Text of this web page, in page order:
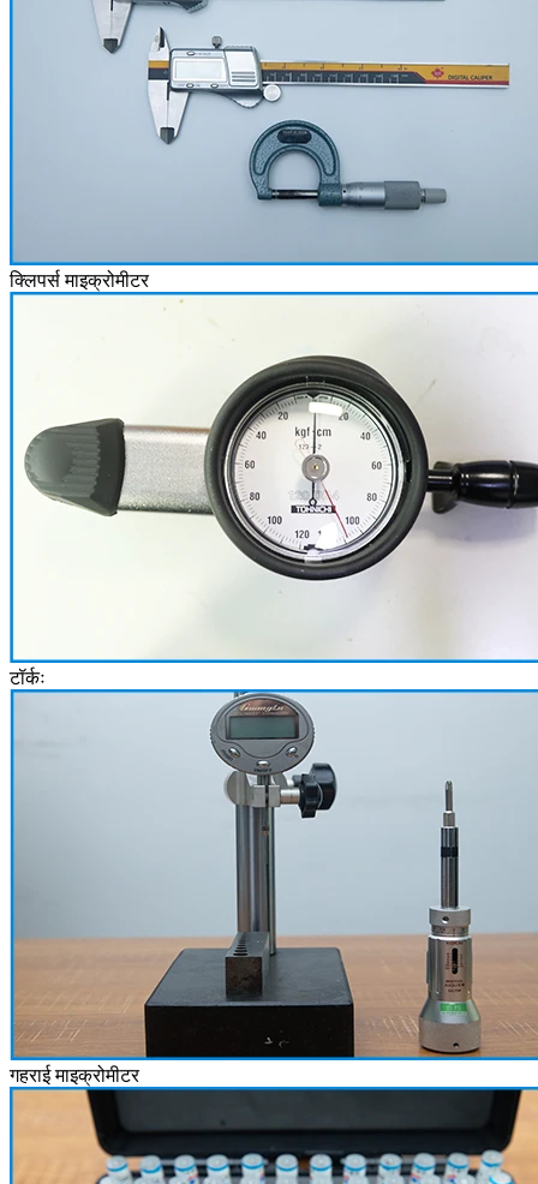
क्लिपर्स माइक्रोमीटर
टॉर्कः
गहराई माइक्रोमीटर